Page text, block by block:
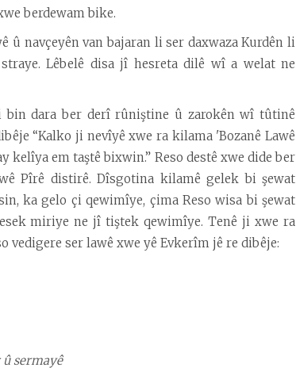
berdewam bike.
û navçeyên van bajaran li ser daxwaza Kurdên li
Lêbelê disa jî hesreta dilê wî a welat ne
dara ber derî rûniştine û zarokên wî tûtinê
“Kalko ji nevîyê xwe ra kilama 'Bozanê Lawê
em taştê bixwin.” Reso destê xwe dide ber
Pîrê distirê. Dîsgotina kilamê gelek bi şewat
ka gelo çi qewimîye, çima Reso wisa bi şewat
miriye ne jî tiştek qewimîye. Tenê ji xwe ra
vedigere ser lawê xwe yê Evkerîm jê re dibêje:
sermayê